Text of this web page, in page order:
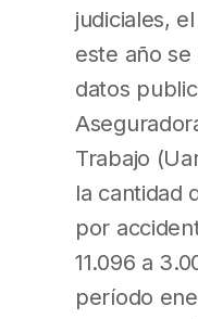
judiciales,
este año
datos
Trabajo
la cantidad
por
11.096 a
período